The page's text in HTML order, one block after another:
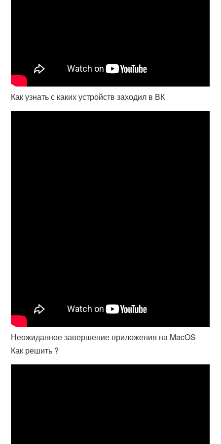
Как узнать с каких устройств заходил в ВК
Неожиданное завершение приложения на MacOS
Как решить ?